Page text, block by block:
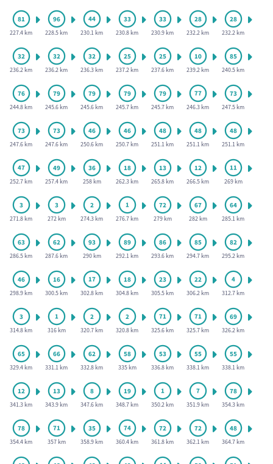
227.4 km 228.5 km 230.1 km 230.8 km 230.9 km 232.2 km 232.2 km
236.2 km 236.2 km 236.3 km 237.2 km 237.6 km 239.2 km 240.5 km
244.8 km 245.6 km 245.6 km 245.7 km 245.7 km 246.3 km 247.5 km
247.6 km 247.6 km 250.6 km 250.7 km 251.1 km 251.1 km 251.1 km
252.7 km 257.4 km 258 km 262.3 km 265.8 km 266.5 km 269 km
271.8 km 272 km 274.3 km 276.7 km 279 km 282 km 285.1 km
286.5 km 287.6 km 290 km 292.1 km 293.6 km 294.7 km 295.2 km
298.9 km 300.5 km 302.8 km 304.8 km 305.5 km 306.2 km 312.7 km
314.8 km 316 km 320.7 km 320.8 km 325.6 km 325.7 km 326.2 km
329.4 km 331.1 km 332.8 km 335 km 336.8 km 338.1 km 338.1 km
341.3 km 343.9 km 347.6 km 348.7 km 350.2 km 351.9 km 354.3 km
354.4 km 357 km 358.9 km 360.4 km 361.8 km 362.1 km 364.7 km